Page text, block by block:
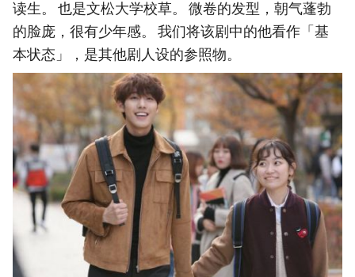
读生。 也是文松大学校草。 微卷的发型，朝气蓬勃
的脸庞，很有少年感。 我们将该剧中的他看作「基
本状态」，是其他剧人设的参照物。